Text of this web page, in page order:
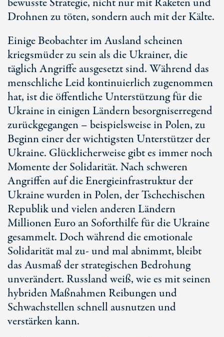
Drohnen zu töten, sondern auch mit der Kälte.
Einige Beobachter im Ausland scheinen
kriegsmüder zu sein als die Ukrainer, die
täglich Angriffe ausgesetzt sind. Während das
menschliche Leid kontinuierlich zugenommen
hat, ist die öffentliche Unterstützung für die
Ukraine in einigen Ländern besorgniserregend
zurückgegangen – beispielsweise in Polen, zu
Beginn einer der wichtigsten Unterstützer der
Ukraine. Glücklicherweise gibt es immer noch
Momente der Solidarität. Nach schweren
Angriffen auf die Energieinfrastruktur der
Ukraine wurden in Polen, der Tschechischen
Republik und vielen anderen Ländern
Millionen Euro an Soforthilfe für die Ukraine
gesammelt. Doch während die emotionale
Solidarität mal zu- und mal abnimmt, bleibt
das Ausmaß der strategischen Bedrohung
unverändert. Russland weiß, wie es mit seinen
hybriden Maßnahmen Reibungen und
Schwachstellen schnell ausnutzen und
verstärken kann.